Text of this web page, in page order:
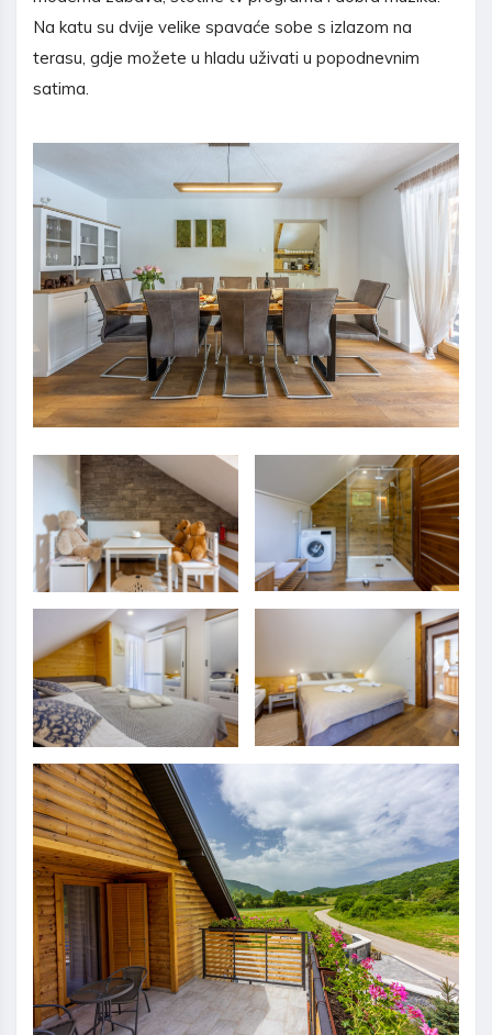
Na katu su dvije velike spavaće sobe s izlazom na
terasu, gdje možete u hladu uživati u popodnevnim
satima.